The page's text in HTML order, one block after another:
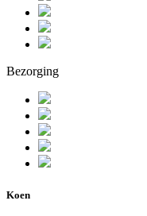
Bezorging
Koen